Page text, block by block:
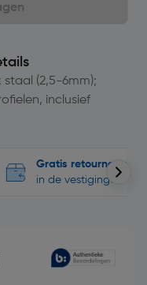
(2,5-6mm);
inclusief
Gratis retourneren
in de vestigingen